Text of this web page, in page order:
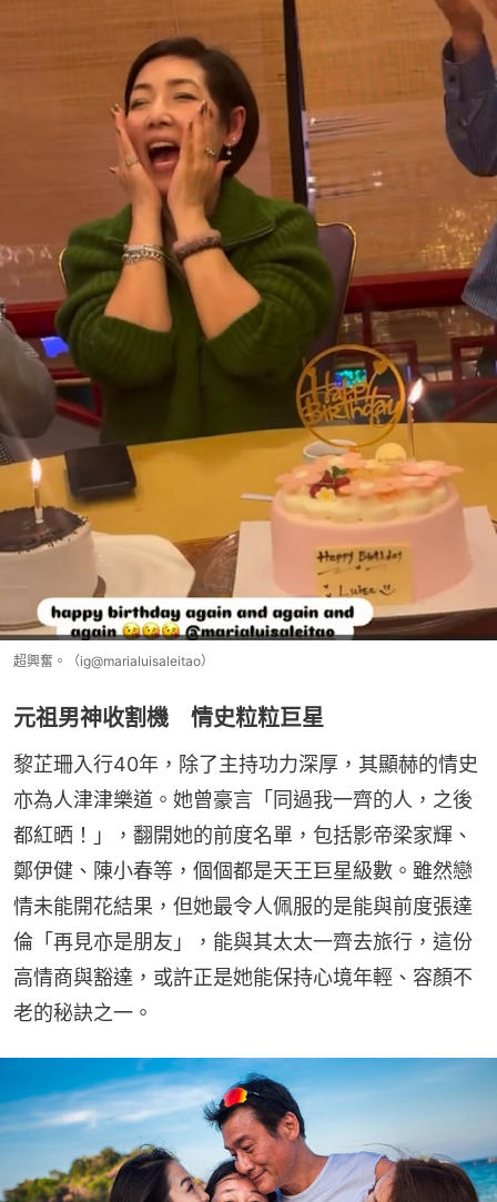
超興奮。（ig@marialuisaleitao）
元祖男神收割機 情史粒粒巨星
黎芷珊入行40年，除了主持功力深厚，其顯赫的情史
亦為人津津樂道。她曾豪言「同過我一齊的人，之後
都紅晒！」，翻開她的前度名單，包括影帝梁家輝、
鄭伊健、陳小春等，個個都是天王巨星級數。雖然戀
情未能開花結果，但她最令人佩服的是能與前度張達
倫「再見亦是朋友」，能與其太太一齊去旅行，這份
高情商與豁達，或許正是她能保持心境年輕、容顏不
老的秘訣之一。